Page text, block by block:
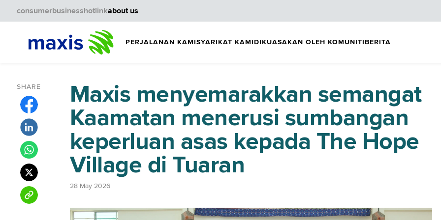
PERJALANAN KAMISYARIKAT KAMIDIKUASAKAN OLEH KOMUNITIBERITA
consumerbusinesshotlinkabout us
SHARE
Maxis menyemarakkan semangat
Kaamatan menerusi sumbangan
keperluan asas kepada The Hope
Village di Tuaran
28 May 2026